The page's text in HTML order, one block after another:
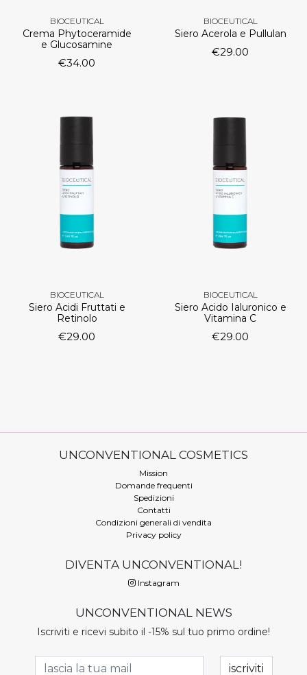
BIOCEUTICAL
Crema Phytoceramide
e Glucosamine
€34.00
BIOCEUTICAL
Siero Acerola e Pullulan
€29.00
BIOCEUTICAL
Siero Acidi Fruttati e
Retinolo
€29.00
BIOCEUTICAL
Siero Acido Ialuronico e
Vitamina C
€29.00
UNCONVENTIONAL COSMETICS
Mission
Domande frequenti
Spedizioni
Contatti
Condizioni generali di vendita
Privacy policy
DIVENTA UNCONVENTIONAL!
Instagram
UNCONVENTIONAL NEWS
Iscriviti e ricevi subito il -15% sul tuo primo ordine!